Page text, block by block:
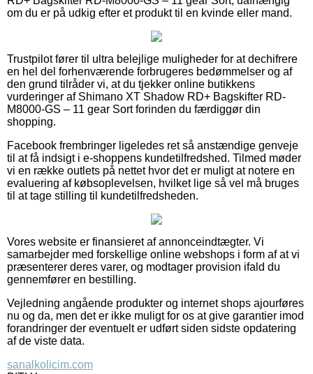
om du er på udkig efter et produkt til en kvinde eller mand.
Trustpilot fører til ultra belejlige muligheder for at dechifrere
en hel del forhenværende forbrugeres bedømmelser og af
den grund tilråder vi, at du tjekker online butikkens
vurderinger af Shimano XT Shadow RD+ Bagskifter RD-
M8000-GS – 11 gear Sort forinden du færdiggør din
shopping.
Facebook frembringer ligeledes ret så anstændige genveje
til at få indsigt i e-shoppens kundetilfredshed. Tilmed møder
vi en række outlets på nettet hvor det er muligt at notere en
evaluering af købsoplevelsen, hvilket lige så vel må bruges
til at tage stilling til kundetilfredsheden.
Vores website er finansieret af annonceindtægter. Vi
samarbejder med forskellige online webshops i form af at vi
præsenterer deres varer, og modtager provision ifald du
gennemfører en bestilling.
Vejledning angående produkter og internet shops ajourføres
nu og da, men det er ikke muligt for os at give garantier imod
forandringer der eventuelt er udført siden sidste opdatering
af de viste data.
sanalkolicim.com